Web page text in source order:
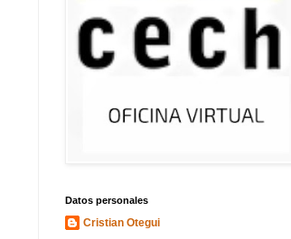
Datos personales
Cristian Otegui